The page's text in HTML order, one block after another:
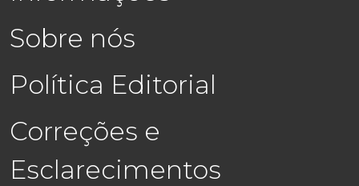
Sobre nós
Política Editorial
Correções e
Esclarecimentos